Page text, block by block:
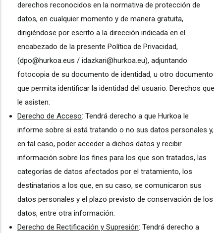
derechos reconocidos en la normativa de protección de
datos, en cualquier momento y de manera gratuita,
dirigiéndose por escrito a la dirección indicada en el
encabezado de la presente Política de Privacidad,
(dpo@hurkoa.eus / idazkari@hurkoa.eu), adjuntando
fotocopia de su documento de identidad, u otro documento
que permita identificar la identidad del usuario. Derechos que
le asisten:
Derecho de Acceso: Tendrá derecho a que Hurkoa le
informe sobre si está tratando o no sus datos personales y,
en tal caso, poder acceder a dichos datos y recibir
información sobre los fines para los que son tratados, las
categorías de datos afectados por el tratamiento, los
destinatarios a los que, en su caso, se comunicaron sus
datos personales y el plazo previsto de conservación de los
datos, entre otra información.
Derecho de Rectificación y Supresión: Tendrá derecho a